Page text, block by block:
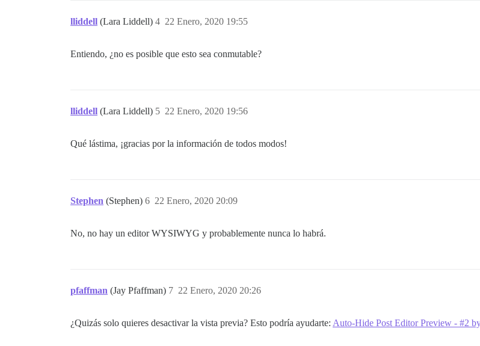
lliddell (Lara Liddell) 22 Enero, 2020 19:55
4
Entiendo, ¿no es posible que esto sea conmutable?
lliddell (Lara Liddell) 22 Enero, 2020 19:56
5
Qué lástima, ¡gracias por la información de todos modos!
Stephen (Stephen) 22 Enero, 2020 20:09
6
No, no hay un editor WYSIWYG y probablemente nunca lo habrá.
pfaffman (Jay Pfaffman) 22 Enero, 2020 20:26
7
¿Quizás solo quieres desactivar la vista previa? Esto podría ayudarte: Auto-Hide Post Editor Preview - #2